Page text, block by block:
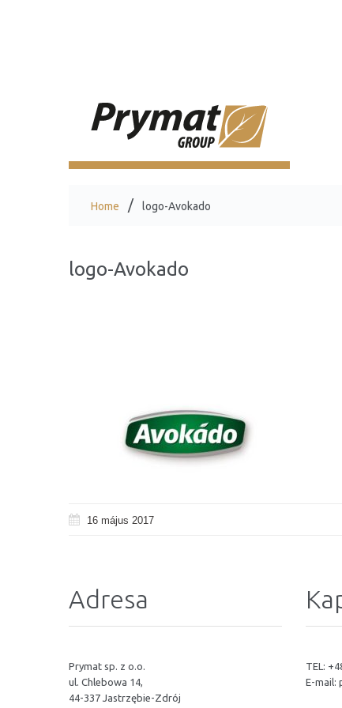
Home logo-Avokado
logo-Avokado
16 május 2017
Adresa
Prymat sp. z o.o.
ul. Chlebowa 14,
44-337 Jastrzębie-Zdrój
TEL:
E-mail: